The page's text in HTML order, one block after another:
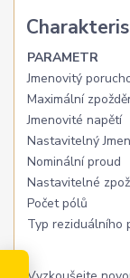
PARAMETR
Jmenovitý
Maximální
Jmenovité napětí
Nastavitelný
Nominální proud
Nastavitelné
Počet pólů
Typ reziduálního